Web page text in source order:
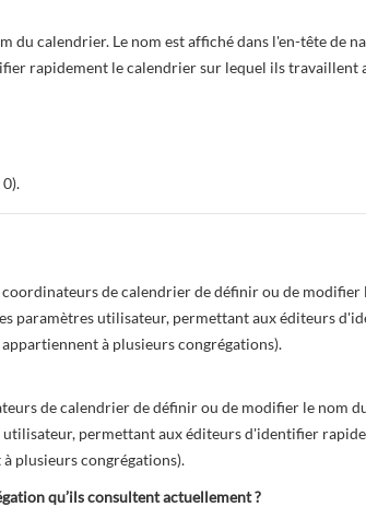
calendrier. Le nom est affiché dans l'en-tête de
rapidement le calendrier sur lequel ils travaillent
de calendrier de définir ou de modifier
paramètres utilisateur, permettant aux éditeurs
à plusieurs congrégations).
de calendrier de définir ou de modifier le nom
permettant aux éditeurs d'identifier
plusieurs congrégations).
qu’ils consultent actuellement ?